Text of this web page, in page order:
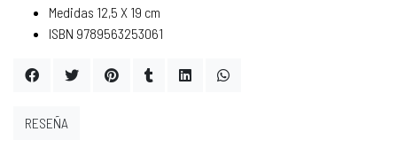
Medidas 12,5 X 19 cm
ISBN 9789563253061
RESEÑA